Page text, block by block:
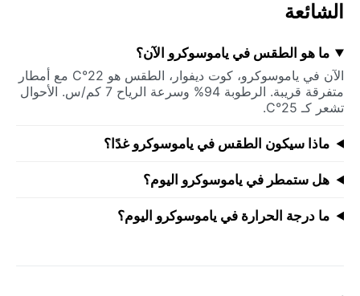
الشائعة
ما هو الطقس في ياموسوكرو الآن؟
الآن في ياموسوكرو، كوت ديفوار، الطقس هو 22°C مع أمطار
متفرقة قريبة. الرطوبة 94% وسرعة الرياح 7 كم/س. الأحوال
تشعر كـ 25°C.
ماذا سيكون الطقس في ياموسوكرو غدًا؟
هل ستمطر في ياموسوكرو اليوم؟
ما درجة الحرارة في ياموسوكرو اليوم؟